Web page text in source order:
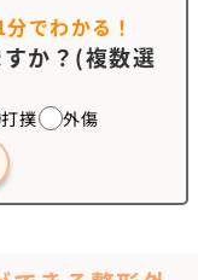
分でわかる！
か？(複数選
打撲 外傷